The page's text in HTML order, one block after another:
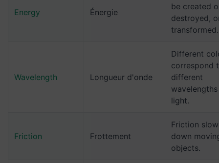
Energy Énergie
be created
destroyed,
transformed.
Wavelength Longueur d'onde
Different
correspond
different
light.
Friction Frottement
Friction
down
objects.